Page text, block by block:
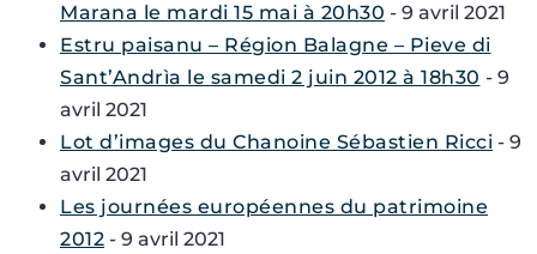
Marana le mardi 15 mai à 20h30 - 9 avril 2021
Estru paisanu – Région Balagne – Pieve di
Sant’Andrìa le samedi 2 juin 2012 à 18h30 - 9
avril 2021
Lot d’images du Chanoine Sébastien Ricci - 9
avril 2021
Les journées européennes du patrimoine
2012 - 9 avril 2021